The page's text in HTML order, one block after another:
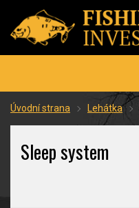
Úvodní strana Lehátka
Sleep system